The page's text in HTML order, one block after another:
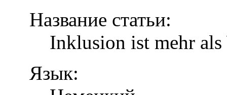
Название статьи:
Inklusion ist mehr
Язык: